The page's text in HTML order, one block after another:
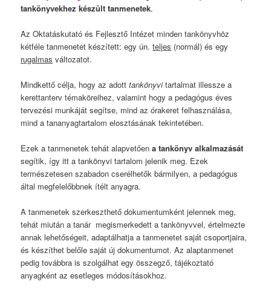
tankönyvekhez készült tanmenetek.
Az Oktatáskutató és Fejlesztő Intézet minden tankönyvhöz
kétféle tanmenetet készített: egy ún.teljes (normál) és egy
rugalmas változatot.
Mindkettő célja, hogy az adotttankönyvitartalmat illessze a
kerettanterv témaköreihez, valamint hogy a pedagógus éves
tervezési munkáját segítse, mind az órakeret felhasználása,
mind a tananyagtartalom elosztásának tekintetében.
Ezek a tanmenetek tehát alapvetőena tankönyv alkalmazását
segítik, így itt a tankönyvi tartalom jelenik meg. Ezek
természetesen szabadon cserélhetők bármilyen, a pedagógus
által megfelelőbbnek ítélt anyagra.
A tanmenetek szerkeszthető dokumentumként jelennek meg,
tehát miután a tanár megismerkedett a tankönyvvel, értelmezte
annak lehetőségeit, adaptálhatja a tanmenetet saját csoportjaira,
és készíthet belőle saját új dokumentumot. Az alaptanmenet
pedig továbbra is szolgálhat egy összegző, tájékoztató
anyagként az esetleges módosításokhoz.